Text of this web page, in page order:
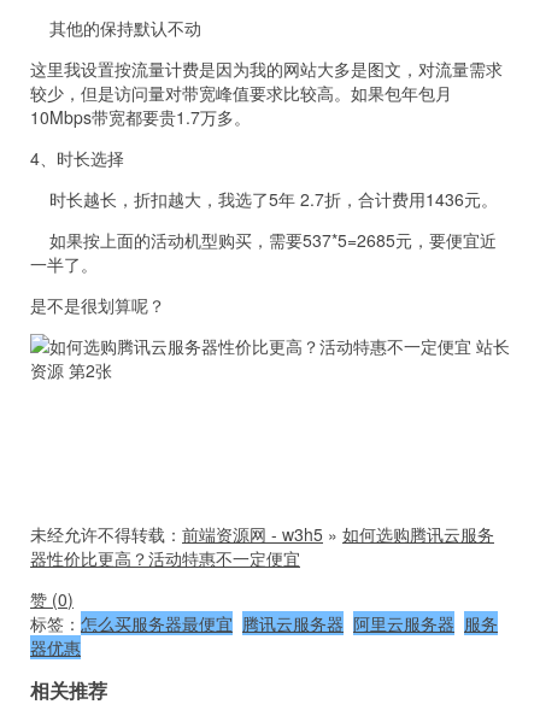
其他的保持默认不动
这里我设置按流量计费是因为我的网站大多是图文，对流量需求
较少，但是访问量对带宽峰值要求比较高。如果包年包月
10Mbps带宽都要贵1.7万多。
4、时长选择
时长越长，折扣越大，我选了5年 2.7折，合计费用1436元。
如果按上面的活动机型购买，需要537*5=2685元，要便宜近
一半了。
是不是很划算呢？
未经允许不得转载： 前端资源网 - w3h5 » 如何选购腾讯云服务
器性价比更高？活动特惠不一定便宜
赞 (0)
标签： 怎么买服务器最便宜 腾讯云服务器 阿里云服务器 服务
器优惠
相关推荐